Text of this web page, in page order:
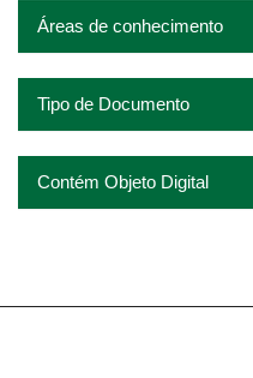
Áreas de conhecimento
Tipo de Documento
Contém Objeto Digital